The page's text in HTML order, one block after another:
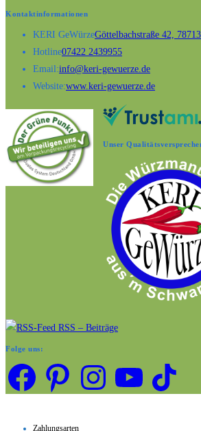
Kontaktinformationen
KERI GeWürzeGöttelbachstraße 42,
Hotline07422 2439955Opens in your
Email:info@keri-gewuerze.deOpens in
Website:www.keri-gewuerze.deOpens in a
Unser
RSS – Beiträge
Folge uns:
Facebook Pinterest Instagram TikTok
Zahlungsarten